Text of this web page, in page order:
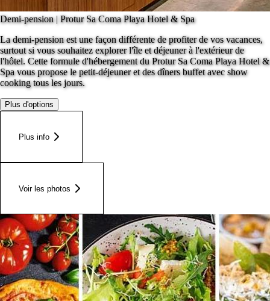
Demi-pension | Protur Sa Coma Playa Hotel & Spa
La demi-pension est une façon différente de profiter de vos vacances,
surtout si vous souhaitez explorer l'île et déjeuner à l'extérieur de
l'hôtel. Cette formule d'hébergement du Protur Sa Coma Playa Hotel &
Spa vous propose le petit-déjeuner et des dîners buffet avec show
cooking tous les jours.
Plus d'options
Plus info
Voir les photos